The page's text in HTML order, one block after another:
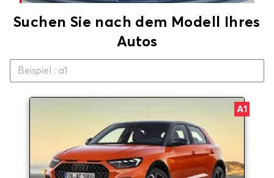
Suchen Sie nach dem Modell Ihres
Autos
A1